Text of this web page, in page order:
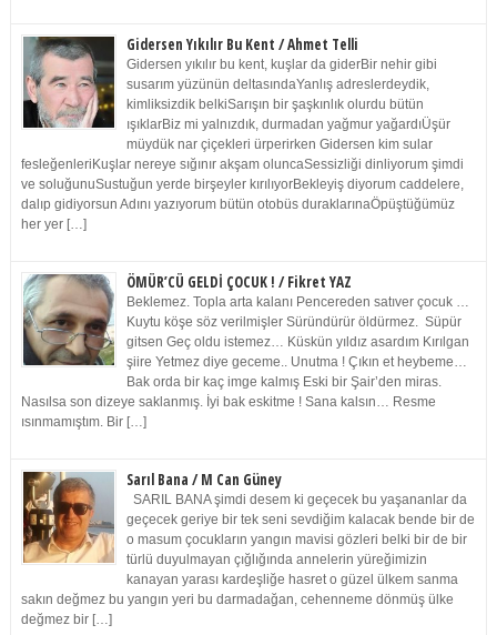
Gidersen Yıkılır Bu Kent / Ahmet Telli
Gidersen yıkılır bu kent, kuşlar da giderBir nehir gibi
susarım yüzünün deltasındaYanlış adreslerdeydik,
kimliksizdik belkiSarışın bir şaşkınlık olurdu bütün
ışıklarBiz mi yalnızdık, durmadan yağmur yağardıÜşür
müydük nar çiçekleri ürperirken Gidersen kim sular
fesleğenleriKuşlar nereye sığınır akşam oluncaSessizliği dinliyorum şimdi
ve soluğunuSustuğun yerde birşeyler kırılıyorBekleyiş diyorum caddelere,
dalıp gidiyorsun Adını yazıyorum bütün otobüs duraklarınaÖpüştüğümüz
her yer […]
ÖMÜR’CÜ GELDİ ÇOCUK ! / Fikret YAZ
Beklemez. Topla arta kalanı Pencereden satıver çocuk …
Kuytu köşe söz verilmişler Süründürür öldürmez. Süpür
gitsen Geç oldu istemez… Küskün yıldız asardım Kırılgan
şiire Yetmez diye geceme.. Unutma ! Çıkın et heybeme…
Bak orda bir kaç imge kalmış Eski bir Şair’den miras.
Nasılsa son dizeye saklanmış. İyi bak eskitme ! Sana kalsın… Resme
ısınmamıştım. Bir […]
Sarıl Bana / M Can Güney
SARIL BANA şimdi desem ki geçecek bu yaşananlar da
geçecek geriye bir tek seni sevdiğim kalacak bende bir de
o masum çocukların yangın mavisi gözleri belki bir de bir
türlü duyulmayan çığlığında annelerin yüreğimizin
kanayan yarası kardeşliğe hasret o güzel ülkem sanma
sakın değmez bu yangın yeri bu darmadağan, cehenneme dönmüş ülke
değmez bir […]